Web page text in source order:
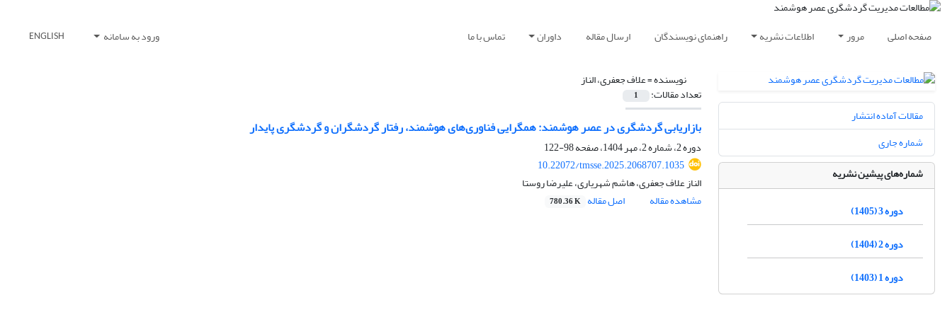
صفحه اصلی مرور اطلاعات نشریه راهنمای نویسندگان ارسال مقاله داوران تماس با ما ورود به سامانه ENGLISH
نویسنده =علاف جعفری، الناز
تعداد مقالات: 1
بازاریابی گردشگری در عصر هوشمند: همگرایی فناوری‌های هوشمند، رفتار گردشگران و گردشگری پایدار
دوره 2، شماره 2، مهر 1404، صفحه
98-122
10.22072/tmsse.2025.2068707.1035
الناز علاف جعفری، هاشم شهریاری، علیرضا روستا
مشاهده مقاله
اصل مقاله 780.36 K
مقالات آماده انتشار
شماره جاری
شماره‌های پیشین نشریه
دوره 3 (1405)
دوره 2 (1404)
دوره 1 (1403)